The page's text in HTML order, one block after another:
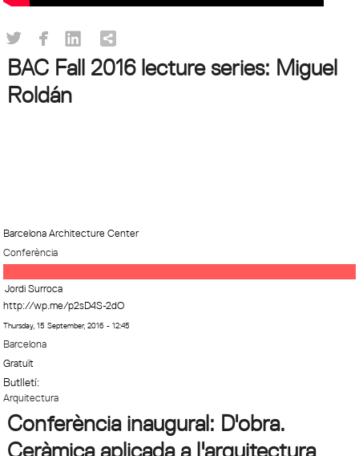
BAC Fall 2016 lecture series: Miguel
Roldán
Barcelona Architecture Center
Conferència
Jordi Surroca
http://wp.me/p2sD4S-2dO
Thursday, 15 September, 2016 - 12:45
Barcelona
Gratuït
Butlletí:
Arquitectura
Conferència inaugural: D'obra.
Ceràmica aplicada a l'arquitectura